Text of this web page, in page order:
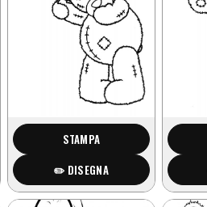
STAMPA
✏️ DISEGNA